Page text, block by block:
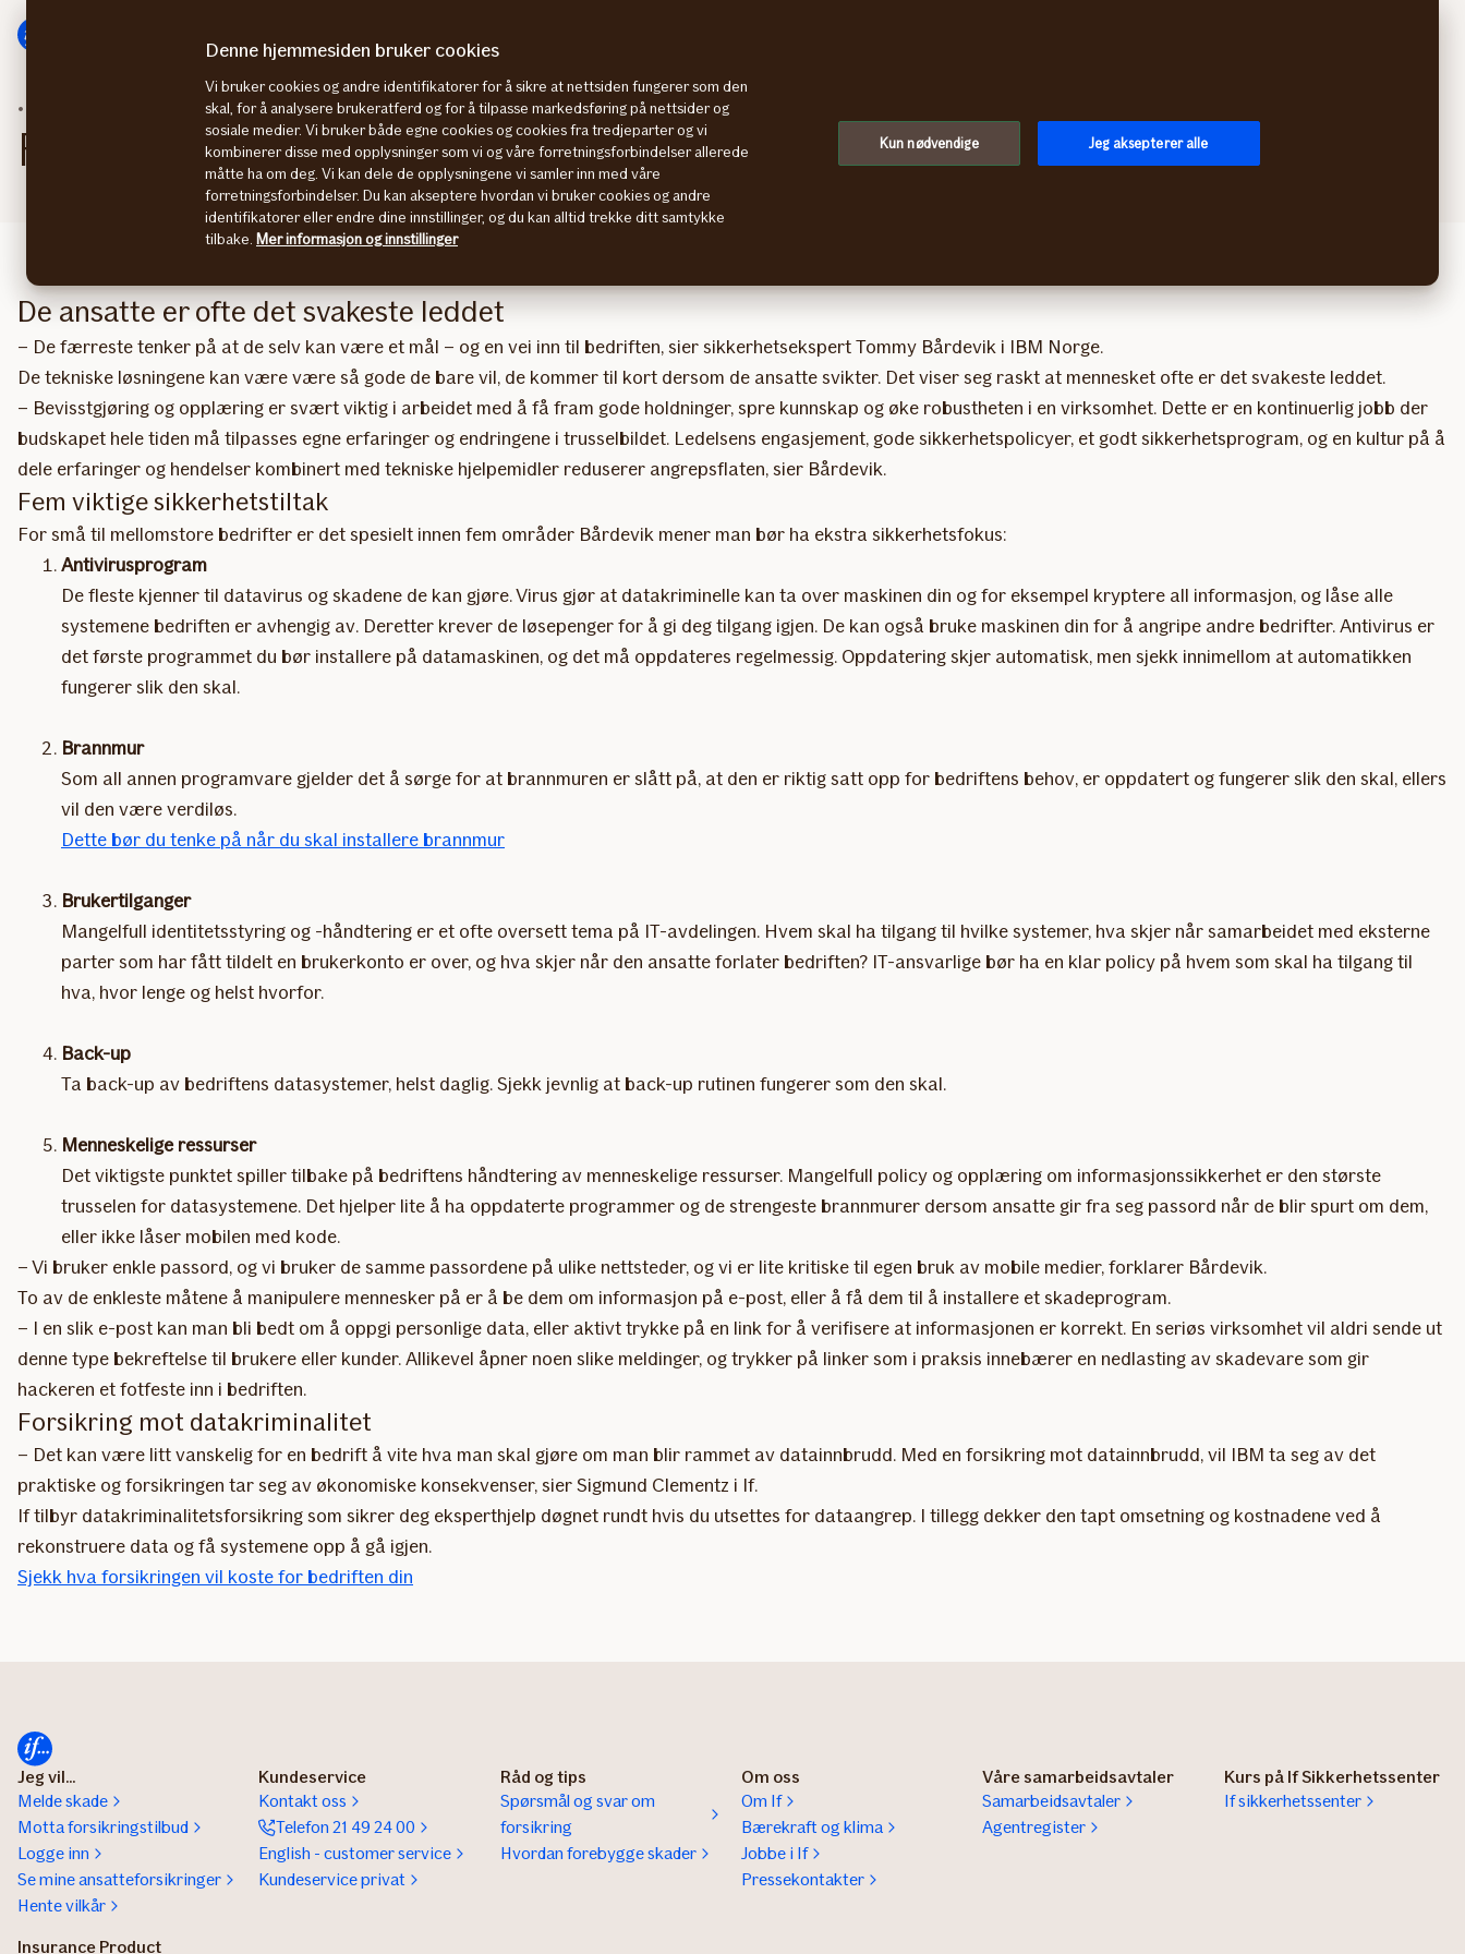
innhold
5 sikkerhetshull
Fem viktige tiltak kan redusere risikoen betraktelig
De ansatte er ofte det svakeste leddet
​– De færreste tenker på at de selv kan være et mål – og en vei inn til bedriften, sier sikkerhetsekspert Tommy Bårdevik i IBM Norge.
De tekniske løsningene kan være være så gode de bare vil, de kommer til kort dersom de ansatte svikter. Det viser seg raskt at mennesket ofte er det svakeste leddet.
– Bevisstgjøring og opplæring er svært viktig i arbeidet med å få fram gode holdninger, spre kunnskap og øke robustheten i en virksomhet. Dette er en kontinuerlig jobb der
budskapet hele tiden må tilpasses egne erfaringer og endringene i trusselbildet. Ledelsens engasjement, gode sikkerhetspolicyer, et godt sikkerhetsprogram, og en kultur på å
dele erfaringer og hendelser kombinert med tekniske hjelpemidler reduserer angrepsflaten, sier Bårdevik.
Fem viktige sikkerhetstiltak
For små til mellomstore bedrifter er det spesielt innen fem områder Bårdevik mener man bør ha ekstra sikkerhetsfokus:
​Antivirusprogram
De fleste kjenner til datavirus og skadene de kan gjøre. Virus gjør at datakriminelle kan ta over maskinen din og for eksempel kryptere all informasjon, og låse alle
systemene bedriften er avhengig av. Deretter krever de løsepenger for å gi deg tilgang igjen. De kan også bruke maskinen din for å angripe andre bedrifter. Antivirus er
det første programmet du bør installere på datamaskinen, og det må oppdateres regelmessig. Oppdatering skjer automatisk, men sjekk innimellom at automatikken
fungerer slik den skal.
Brannmur
Som all annen programvare gjelder det å sørge for at brannmuren er slått på, at den er riktig satt opp for bedriftens behov, er oppdatert og fungerer slik den skal, ellers
vil den være verdiløs.
Dette bør du tenke på når du skal installere brannmur
Brukertilganger
Mangelfull identitetsstyring og -håndtering er et ofte oversett tema på IT-avdelingen. Hvem skal ha tilgang til hvilke systemer, hva skjer når samarbeidet med eksterne
parter som har fått tildelt en brukerkonto er over, og hva skjer når den ansatte forlater bedriften? IT-ansvarlige bør ha en klar policy på hvem som skal ha tilgang til
hva, hvor lenge og helst hvorfor.
Back-up
Ta back-up av bedriftens datasystemer, helst daglig. Sjekk jevnlig at back-up rutinen fungerer som den skal.
Menneskelige ressurser
Det viktigste punktet spiller tilbake på bedriftens håndtering av menneskelige ressurser. Mangelfull policy og opplæring om informasjonssikkerhet er den største
trusselen for datasystemene. Det hjelper lite å ha oppdaterte programmer og de strengeste brannmurer dersom ansatte gir fra seg passord når de blir spurt om dem,
eller ikke låser mobilen med kode.
– Vi bruker enkle passord, og vi bruker de samme passordene på ulike nettsteder, og vi er lite kritiske til egen bruk av mobile medier, forklarer Bårdevik.
To av de enkleste måtene å manipulere mennesker på er å be dem om informasjon på e-post, eller å få dem til å installere et skadeprogram.
– I en slik e-post kan man bli bedt om å oppgi personlige data, eller aktivt trykke på en link for å verifisere at informasjonen er korrekt. En seriøs virksomhet vil aldri sende ut
denne type bekreftelse til brukere eller kunder. Allikevel åpner noen slike meldinger, og trykker på linker som i praksis innebærer en nedlasting av skadevare som gir
hackeren et fotfeste inn i bedriften.
Forsikring mot datakriminalitet
– Det kan være litt vanskelig for en bedrift å vite hva man skal gjøre om man blir rammet av datainnbrudd. Med en forsikring mot datainnbrudd, vil IBM ta seg av det
praktiske og forsikringen tar seg av økonomiske konsekvenser, sier Sigmund Clementz i If.
If tilbyr datakriminalitetsforsikring som sikrer deg eksperthjelp døgnet rundt hvis du utsettes for dataangrep. I tillegg dekker den tapt omsetning og kostnadene ved å
rekonstruere data og få systemene opp å gå igjen.
Sjekk hva forsikringen vil koste for bedriften din
Jeg vil...
Melde skade
Motta forsikringstilbud
Logge inn
Se mine ansatteforsikringer
Hente vilkår
Kundeservice
Kontakt oss
Telefon 21 49 24 00
English - customer service
Kundeservice privat
Råd og tips
Spørsmål og svar om
forsikring
Hvordan forebygge skader
Om oss
Om If
Bærekraft og klima
Jobbe i If
Pressekontakter
Våre samarbeidsavtaler
Samarbeidsavtaler
Agentregister
Kurs på If Sikkerhetssenter
If sikkerhetssenter
Insurance Product
Denne hjemmesiden bruker cookies
Vi bruker cookies og andre identifikatorer for å sikre at nettsiden fungerer som den
skal, for å analysere brukeratferd og for å tilpasse markedsføring på nettsider og
sosiale medier. Vi bruker både egne cookies og cookies fra tredjeparter og vi
kombinerer disse med opplysninger som vi og våre forretningsforbindelser allerede
måtte ha om deg. Vi kan dele de opplysningene vi samler inn med våre
forretningsforbindelser. Du kan akseptere hvordan vi bruker cookies og andre
identifikatorer eller endre dine innstillinger, og du kan alltid trekke ditt samtykke
tilbake. Mer informasjon og innstillinger
Kun nødvendige Jeg aksepterer alle